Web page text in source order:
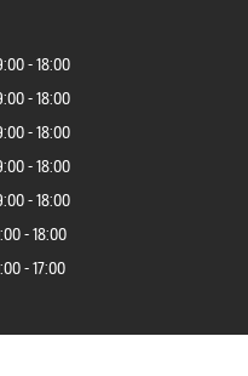
18:00
18:00
18:00
18:00
18:00
18:00
17:00